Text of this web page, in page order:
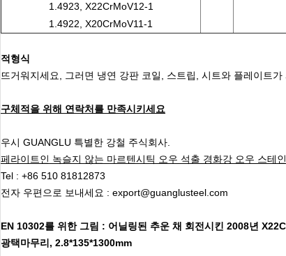
1.4923, X22CrMoV12-1
1.4922, X20CrMoV11-1
적형식
뜨거워지세요, 그러면 냉연 강판 코일, 스트립, 시트와 플레이트
구체적을 위해 연락처를 만족시키세요
우시 GUANGLU 특별한 강철 주식회사.
페라이트인 녹슬지 않는 마르텐시틱 오우 석출 경화강 오우 스테
Tel : +86 510 81812873
전자 우편으로 보내세요 : export@guanglusteel.com
EN 10302를 위한 그림 : 어닐링된 추운 채 회전시킨 2008년
광택마무리, 2.8*135*1300mm